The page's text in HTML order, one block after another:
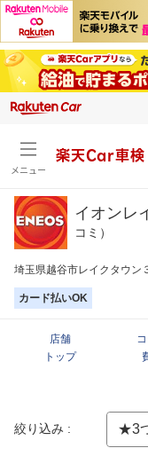
メニュー
楽天Car車検
イオンレ
コミ）
埼玉県越谷市レイクタウン
カード払いOK
店舗
トップ
絞り込み :